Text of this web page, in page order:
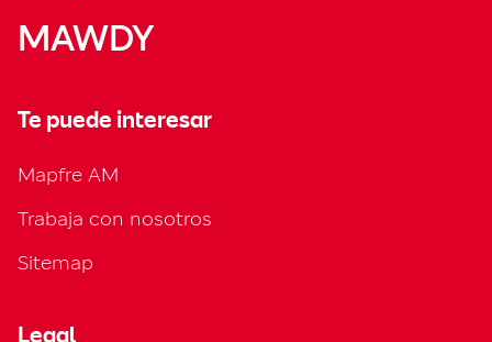
MAWDY
Te puede interesar
Mapfre AM
Trabaja con nosotros
Sitemap
Legal